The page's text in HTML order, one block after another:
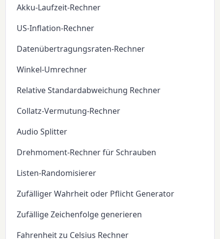
Akku-Laufzeit-Rechner
US-Inflation-Rechner
Datenübertragungsraten-Rechner
Winkel-Umrechner
Relative Standardabweichung Rechner
Collatz-Vermutung-Rechner
Audio Splitter
Drehmoment-Rechner für Schrauben
Listen-Randomisierer
Zufälliger Wahrheit oder Pflicht Generator
Zufällige Zeichenfolge generieren
Fahrenheit zu Celsius Rechner